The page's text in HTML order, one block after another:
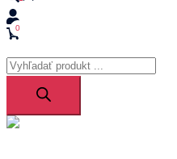
0
Products
search